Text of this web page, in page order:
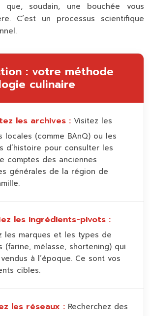
que, soudain, une bouchée vous
C’est un processus scientifique
: votre méthode
culinaire
les archives : Visitez les
locales (comme BAnQ) ou les
d’histoire pour consulter les
comptes des anciennes
générales de la région de
les ingrédients-pivots :
les marques et les types de
(farine, mélasse, shortening) qui
à l’époque. Ce sont vos
cibles.
les réseaux : Recherchez des